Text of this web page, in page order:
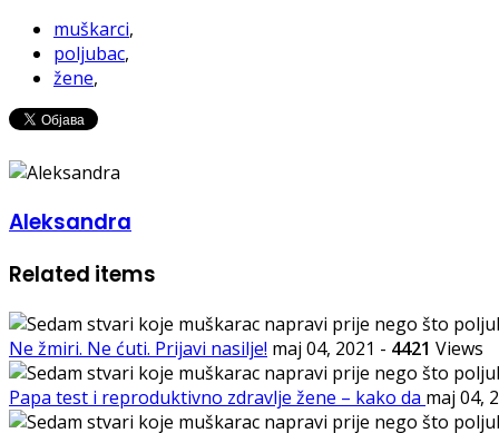
muškarci,
poljubac,
žene,
Aleksandra
Related items
Ne žmiri. Ne ćuti. Prijavi nasilje! maj 04, 2021 - 4421 Views
Papa test i reproduktivno zdravlje žene – kako da maj 04,